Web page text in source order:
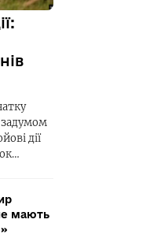
задумом
дії
мають